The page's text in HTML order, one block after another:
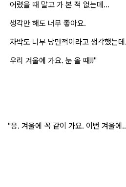
어렸을 때 말고 가 본 적 없는데...
생각만 해도 너무 좋아요.
차박도 너무 낭만적이라고 생각했는
우리 겨울에 가요. 눈 올 때!!"
"응. 겨울에 꼭 같이 가요. 이번 겨울에